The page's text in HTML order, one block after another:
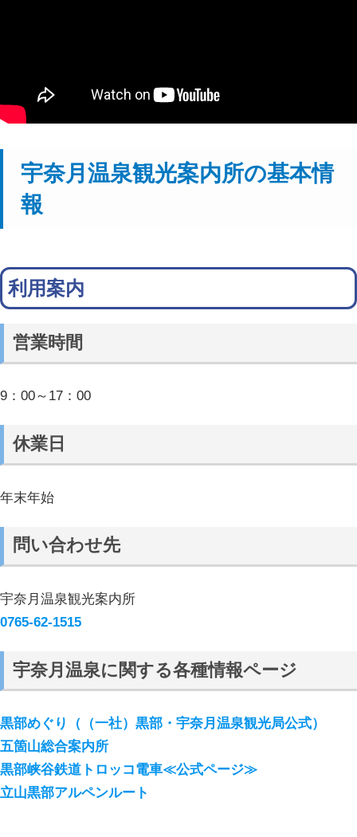
宇奈月温泉観光案内所の基本情
報
利用案内
営業時間
9：00～17：00
休業日
年末年始
問い合わせ先
宇奈月温泉観光案内所
0765-62-1515
宇奈月温泉に関する各種情報ページ
黒部めぐり（（一社）黒部・宇奈月温泉観光局公式）
五箇山総合案内所
黒部峡谷鉄道トロッコ電車≪公式ページ≫
立山黒部アルペンルート